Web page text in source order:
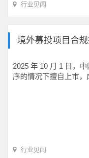
行业见闻
境外募投项目合
2025 年 10 月 1 日，
序的情况下擅自上市
行业见闻